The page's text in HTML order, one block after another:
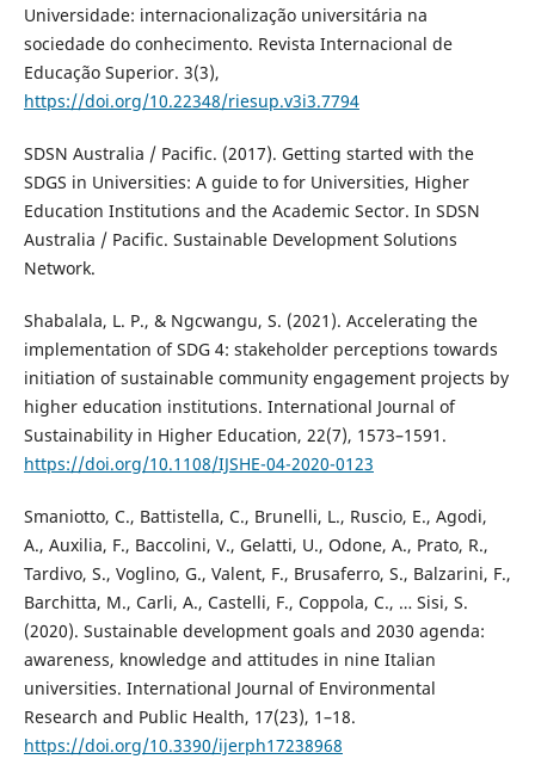
Universidade: internacionalização universitária na
sociedade do conhecimento. Revista Internacional de
Educação Superior. 3(3),
https://doi.org/10.22348/riesup.v3i3.7794
SDSN Australia / Pacific. (2017). Getting started with the
SDGS in Universities: A guide to for Universities, Higher
Education Institutions and the Academic Sector. In SDSN
Australia / Pacific. Sustainable Development Solutions
Network.
Shabalala, L. P., & Ngcwangu, S. (2021). Accelerating the
implementation of SDG 4: stakeholder perceptions towards
initiation of sustainable community engagement projects by
higher education institutions. International Journal of
Sustainability in Higher Education, 22(7), 1573–1591.
https://doi.org/10.1108/IJSHE-04-2020-0123
Smaniotto, C., Battistella, C., Brunelli, L., Ruscio, E., Agodi,
A., Auxilia, F., Baccolini, V., Gelatti, U., Odone, A., Prato, R.,
Tardivo, S., Voglino, G., Valent, F., Brusaferro, S., Balzarini, F.,
Barchitta, M., Carli, A., Castelli, F., Coppola, C., … Sisi, S.
(2020). Sustainable development goals and 2030 agenda:
awareness, knowledge and attitudes in nine Italian
universities. International Journal of Environmental
Research and Public Health, 17(23), 1–18.
https://doi.org/10.3390/ijerph17238968